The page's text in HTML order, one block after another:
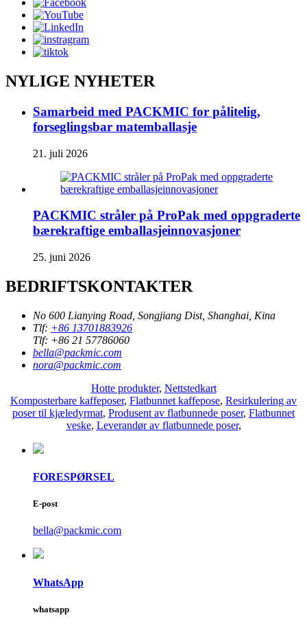
NYLIGE NYHETER
Samarbeid med PACKMIC for pålitelig,
forseglingsbar matemballasje
21. juli 2026
PACKMIC stråler på ProPak med oppgraderte
bærekraftige emballasjeinnovasjoner
25. juni 2026
BEDRIFTSKONTAKTER
No 600 Lianying Road, Songjiang Dist, Shanghai, Kina
Tlf: +86 13701883926
Tlf: +86 21 57786060
bella@packmic.com
nora@packmic.com
Hotte produkter, Nettstedkart
Komposterbare kaffeposer, Flatbunnet kaffepose, Resirkulering av
poser til kjæledyrmat, Produsent av flatbunnede poser, Flatbunnet
veske, Leverandør av flatbunnede poser,
FORESPØRSEL
E-post
bella@packmic.com
WhatsApp
whatsapp